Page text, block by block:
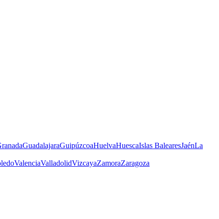
GuadalajaraGuipúzcoaHuelvaHuescaIslas BalearesJaénLa
ValenciaValladolidVizcayaZamoraZaragoza